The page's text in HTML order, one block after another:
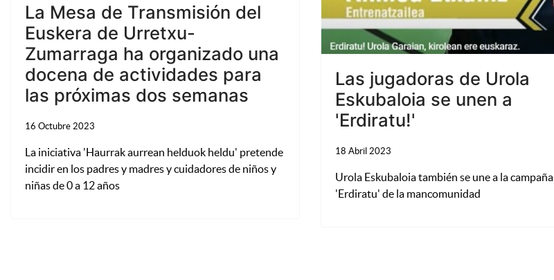
La Mesa de Transmisión del
Euskera de Urretxu-
Zumarraga ha organizado una
docena de actividades para
las próximas dos semanas
16 Octubre 2023
La iniciativa 'Haurrak aurrean helduok heldu' pretende
incidir en los padres y madres y cuidadores de niños y
niñas de 0 a 12 años
Las jugadoras de Urola
Eskubaloia se unen a
'Erdiratu!'
18 Abril 2023
Urola Eskubaloia también se une a la campaña
'Erdiratu' de la mancomunidad